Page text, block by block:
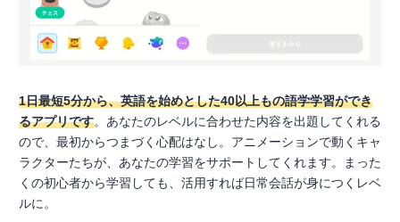
1日最短5分から、英語を始めとした40以上もの語学学習ができ
るアプリです。あなたのレベルに合わせた内容を出題してくれる
ので、最初からつまづく心配はなし。アニメーションで動くキャ
ラクターたちが、あなたの学習をサポートしてくれます。まった
くの初心者から学習しても、活用すれば日常会話が身につくレベ
ルに。